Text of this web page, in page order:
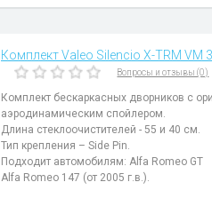
Комплект Valeo Silencio X-TRM VM
Вопросы и отзывы (0)
Комплект бескаркасных дворников с
аэродинамическим спойлером.
Длина стеклоочистителей - 55 и 40 см.
Тип крепления – Side Pin.
Подходит автомобилям: Alfa Romeo GT
Alfa Romeo 147 (от 2005 г.в.).